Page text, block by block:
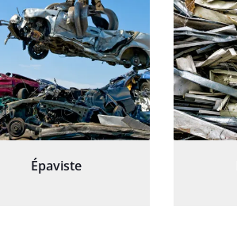
Épaviste